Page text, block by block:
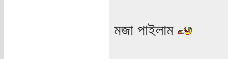
মজা পাইলাম